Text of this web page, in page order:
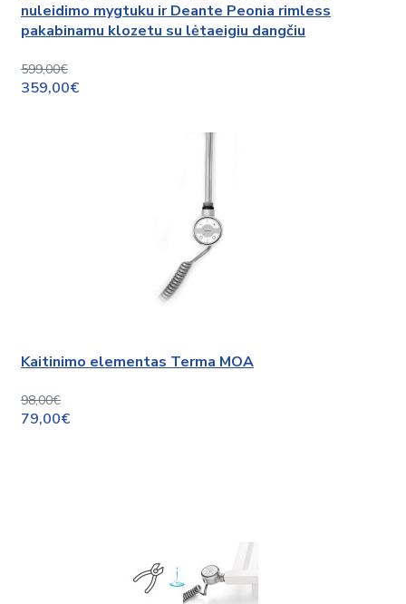
nuleidimo mygtuku ir Deante Peonia rimless
pakabinamu klozetu su lėtaeigiu dangčiu
599,00€
359,00€
Kaitinimo elementas Terma MOA
98,00€
79,00€